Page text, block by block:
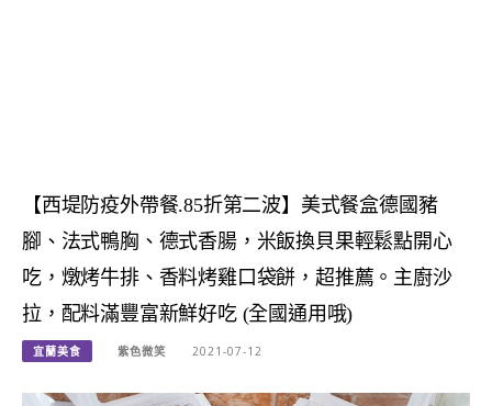
【西堤防疫外帶餐.85折第二波】美式餐盒德國豬
腳、法式鴨胸、德式香腸，米飯換貝果輕鬆點開心
吃，燉烤牛排、香料烤雞口袋餅，超推薦。主廚沙
拉，配料滿豐富新鮮好吃 (全國通用哦)
宜蘭美食 紫色微笑 2021-07-12